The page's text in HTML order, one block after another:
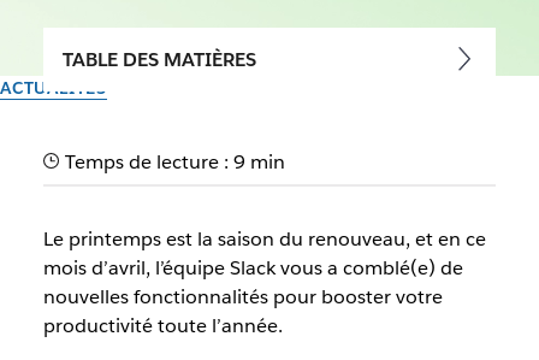
ACTUALITÉS
Nouveautés Slack :
Par l’équipe Slack
13 mai 2026
TABLE DES MATIÈRES
Temps de lecture : 9 min
Le printemps est la saison du renouveau, et en ce
mois d’avril, l’équipe Slack vous a comblé(e) de
nouvelles fonctionnalités pour booster votre
productivité toute l’année.